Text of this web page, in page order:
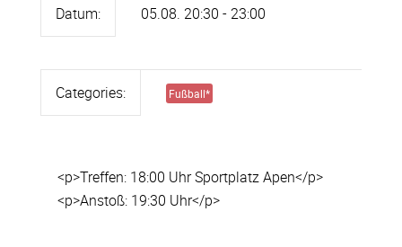
Datum: 05.08. 20:30 - 23:00
Categories: Fußball*
<p>Treffen: 18:00 Uhr Sportplatz Apen</p>
<p>Anstoß: 19:30 Uhr</p>